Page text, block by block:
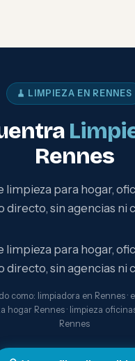
🧹 LIMPIEZA EN RENNES
Rennes
limpieza para hogar,
directo, sin agencias ni
limpieza para hogar,
directo, sin agencias ni
como: limpiadora en Rennes ·
hogar Rennes · limpieza
Rennes